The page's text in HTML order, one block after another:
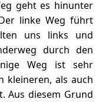
geht es hinunter
linke Weg führt
uns links und
durch den
Weg ist sehr
kleineren, als auch
Aus diesem Grund